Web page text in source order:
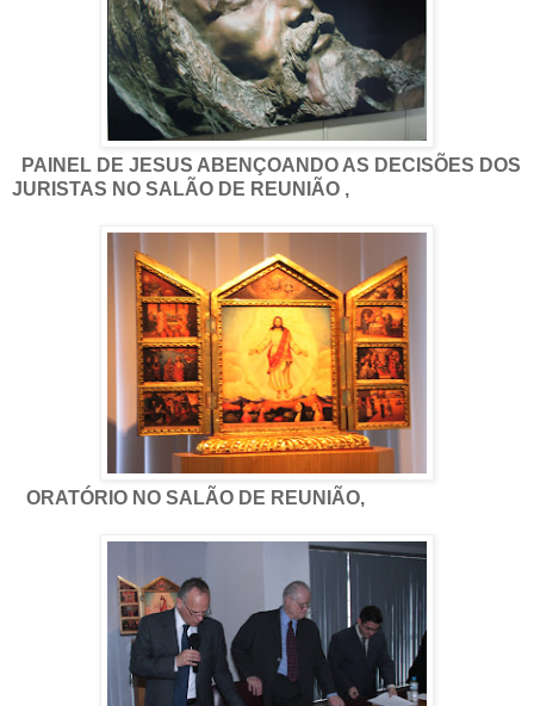
PAINEL DE JESUS ABENÇOANDO AS DECISÕES DOS
JURISTAS NO SALÃO DE REUNIÃO ,
ORATÓRIO NO SALÃO DE REUNIÃO,